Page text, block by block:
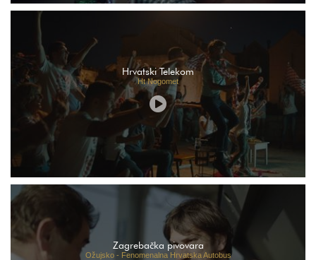
Hrvatski Telekom
Ht Nogomet
Zagrebačka pivovara
Ožujsko - Fenomenalna Hrvatska Autobus